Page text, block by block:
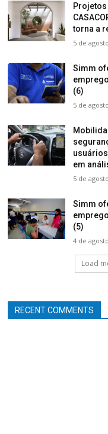
torna a
5 de
Simm
(6)
5 de
em
5 de
Simm
(5)
4 de
Load
RECENT COMMENTS